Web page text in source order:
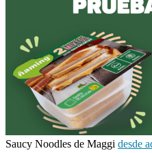
Saucy Noodles de Maggi desde